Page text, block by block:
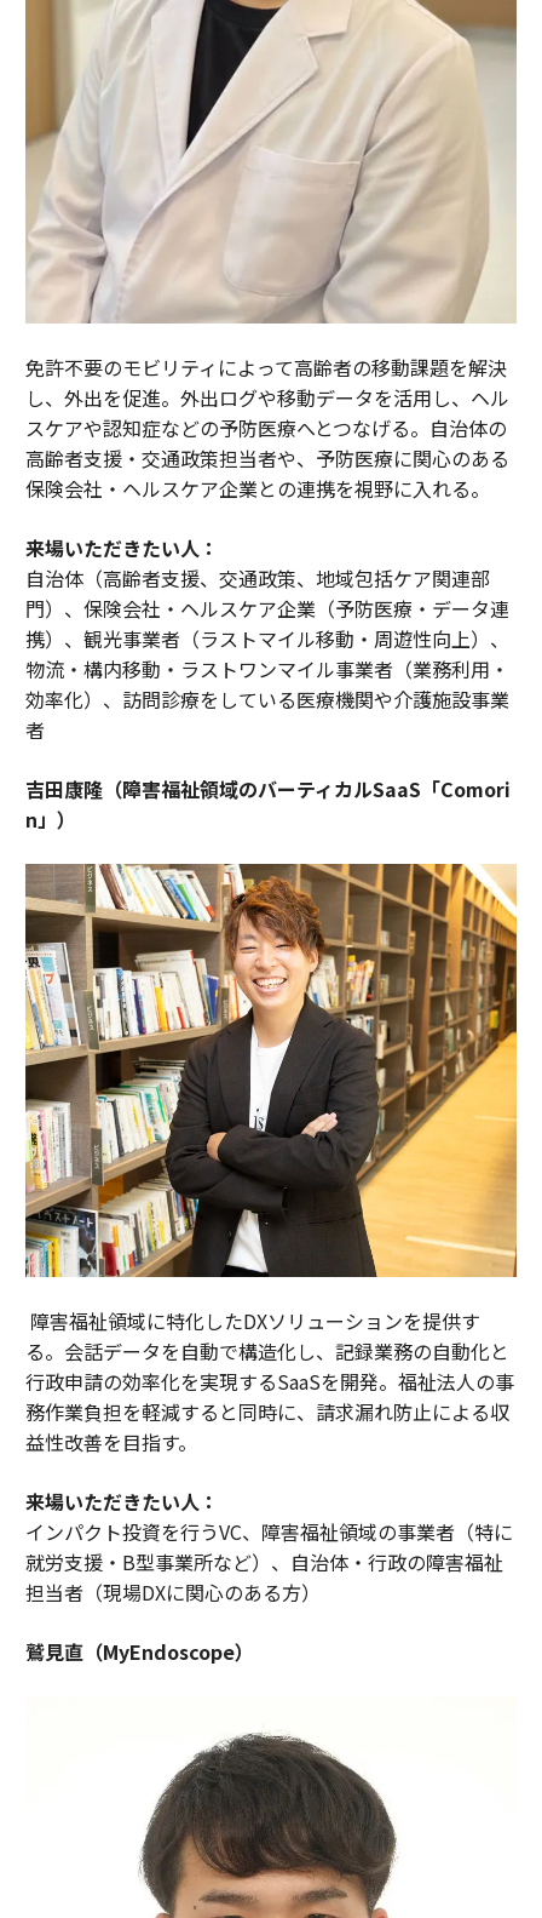
免許不要のモビリティによって高齢者の移動課題を解決
し、外出を促進。外出ログや移動データを活用し、ヘル
スケアや認知症などの予防医療へとつなげる。自治体の
高齢者支援・交通政策担当者や、予防医療に関心のある
保険会社・ヘルスケア企業との連携を視野に入れる。
来場いただきたい人：
自治体（高齢者支援、交通政策、地域包括ケア関連部
門）、保険会社・ヘルスケア企業（予防医療・データ連
携）、観光事業者（ラストマイル移動・周遊性向上）、
物流・構内移動・ラストワンマイル事業者（業務利用・
効率化）、訪問診療をしている医療機関や介護施設事業
者
吉田康隆（障害福祉領域のバーティカルSaaS「Comori
n」）
障害福祉領域に特化したDXソリューションを提供す
る。会話データを自動で構造化し、記録業務の自動化と
行政申請の効率化を実現するSaaSを開発。福祉法人の事
務作業負担を軽減すると同時に、請求漏れ防止による収
益性改善を目指す。
来場いただきたい人：
インパクト投資を行うVC、障害福祉領域の事業者（特に
就労支援・B型事業所など）、自治体・行政の障害福祉
担当者（現場DXに関心のある方）
鷲見直（MyEndoscope）